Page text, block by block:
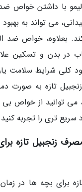
با داشتن خواص
می تواند به بهبود
بعلاوه، خواص ضد
در بدن و تسکین
کلی شرایط سلامت
تازه به صورت
می توانید از خواص بی
سریع تری را تجربه
زنجبیل تازه
برای بچه ها در